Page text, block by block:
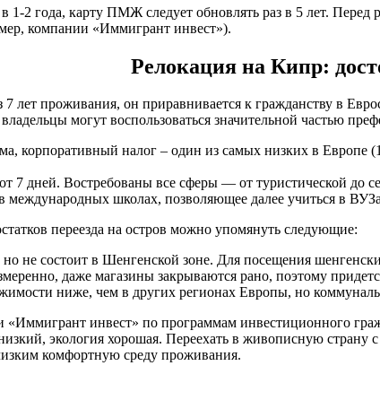
2 года, карту ПМЖ следует обновлять раз в 5 лет. Перед
компании «Иммигрант инвест»).
Релокация на Кипр:
7 лет проживания, он приравнивается к гражданству в
могут воспользоваться значительной частью
корпоративный налог – один из самых низких в
7 дней. Востребованы все сферы — от туристической до
международных школах, позволяющее далее учиться в
переезда на остров можно упомянуть следующие:
не состоит в Шенгенской зоне. Для посещения
даже магазины закрываются рано, поэтому
ниже, чем в других регионах Европы, но
«Иммигрант инвест» по программам инвестиционного
экология хорошая. Переехать в живописную
комфортную среду проживания.